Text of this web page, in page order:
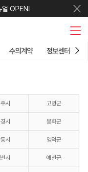
얼 OPEN!
수의계약 정보센터
시 고령군
시 봉화군
시 영덕군
시 예천군